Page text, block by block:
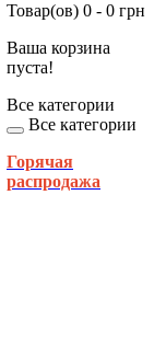
Товар(ов) 0 - 0 грн
Ваша корзина
пуста!
Все категории
Все категории
Горячая
распродажа